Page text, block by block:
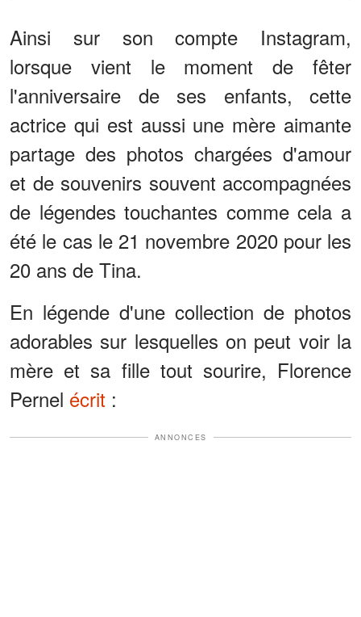
Ainsi sur son compte Instagram,
lorsque vient le moment de fêter
l'anniversaire de ses enfants, cette
actrice qui est aussi une mère aimante
partage des photos chargées d'amour
et de souvenirs souvent accompagnées
de légendes touchantes comme cela a
été le cas le 21 novembre 2020 pour les
20 ans de Tina.
En légende d'une collection de photos
adorables sur lesquelles on peut voir la
mère et sa fille tout sourire, Florence
Pernel écrit :
ANNONCES